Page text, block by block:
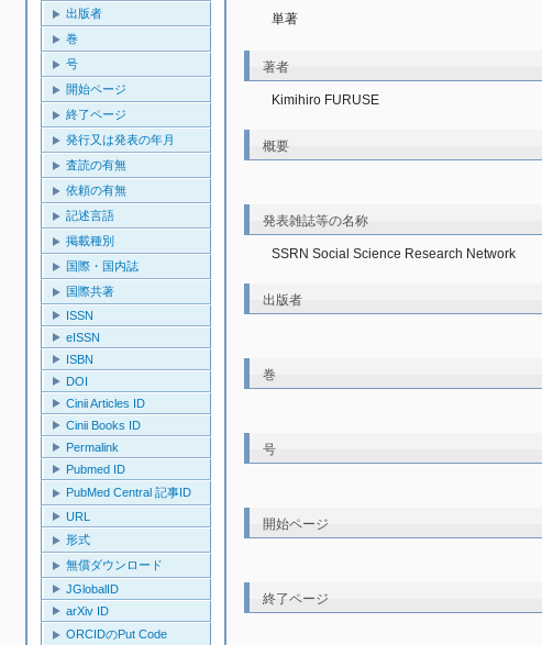
出版者
巻
号
開始ページ
終了ページ
発行又は発表の年月
査読の有無
依頼の有無
記述言語
掲載種別
国際・国内誌
国際共著
ISSN
eISSN
ISBN
DOI
Cinii Articles ID
Cinii Books ID
Permalink
Pubmed ID
PubMed Central 記事ID
URL
形式
無償ダウンロード
JGlobalID
arXiv ID
ORCIDのPut Code
単著
著者
Kimihiro FURUSE
概要
発表雑誌等の名称
SSRN Social Science Research Network
出版者
巻
号
開始ページ
終了ページ